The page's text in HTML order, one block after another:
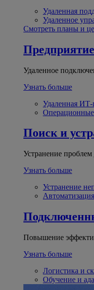
Удаленная
Удаленное
Смотреть планы и
Предприятие
Удаленное
Узнать больше
Удаленная ИТ-
Операционные
Поиск и
Устранение
Узнать больше
Устранение
Повышение
Узнать больше
Логистика и
Обучение и